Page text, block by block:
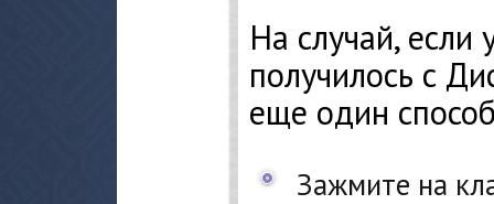
На случай, если
получилось с
еще один
Зажмите на